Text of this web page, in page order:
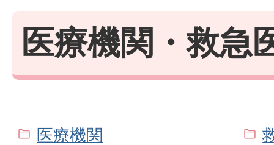
医療機関・救急
医療機関